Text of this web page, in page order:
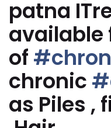
patna
available
of
chronic
as Piles ,